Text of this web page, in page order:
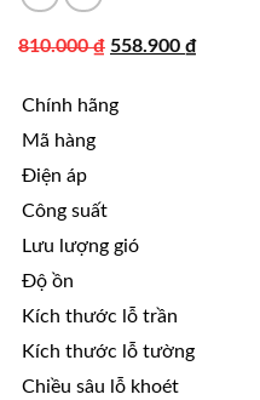
810.000₫ Giá
là:
558.900 ₫Giá
Chính hãng
Mã hàng
Điện áp
Công suất
Lưu lượng gió
Độ ồn
Kích thước lỗ trần
Kích thước lỗ tường
Chiều sâu lỗ khoét